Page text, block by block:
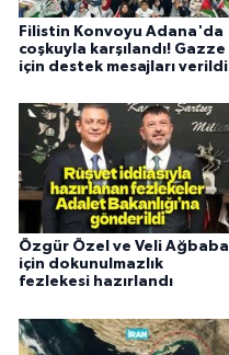
Filistin Konvoyu Adana'da
coşkuyla karşılandı! Gazze
için destek mesajları verildi
Özgür Özel ve Veli Ağbaba
için dokunulmazlık
fezlekesi hazırlandı